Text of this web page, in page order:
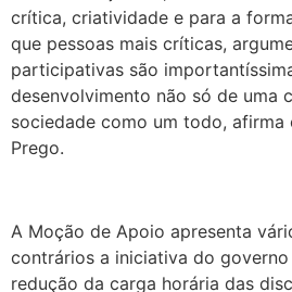
crítica, criatividade e para a
que pessoas mais críticas,
participativas são
desenvolvimento não só de uma
sociedade como um todo, afirma
Prego.
A Moção de Apoio apresenta
contrários a iniciativa do
redução da carga horária das